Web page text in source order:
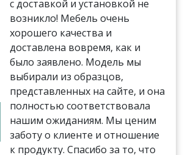
с доставкой и установкой не
возникло! Мебель очень
хорошего качества и
доставлена вовремя, как и
было заявлено. Модель мы
выбирали из образцов,
представленных на сайте, и она
полностью соответствовала
нашим ожиданиям. Мы ценим
заботу о клиенте и отношение
к продукту. Спасибо за то, что